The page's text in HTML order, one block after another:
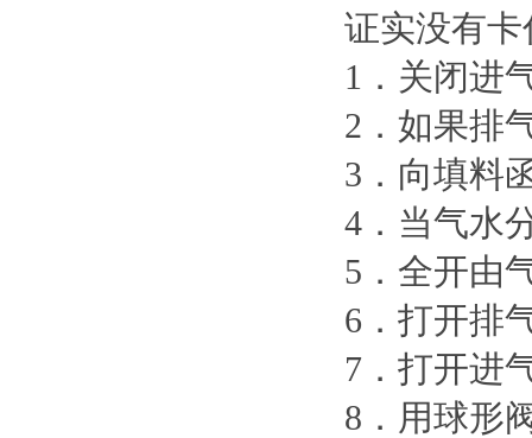
证实没有
1．关闭进
2．如果排
3．向填料
4．当气水
5．全开由
6．打开排
7．打开进
8．用球形